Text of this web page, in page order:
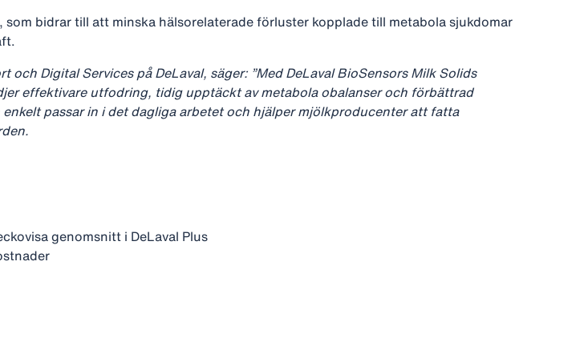
bidrar till att minska hälsorelaterade förluster kopplade till metabola sjukdomar
Digital Services på DeLaval, säger: ”Med DeLaval BioSensors Milk Solids
effektivare utfodring, tidig upptäckt av metabola obalanser och förbättrad
passar in i det dagliga arbetet och hjälper mjölkproducenter att fatta
genomsnitt i DeLaval Plus